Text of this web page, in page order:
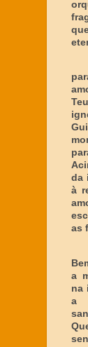
da
à
as
a
na
a